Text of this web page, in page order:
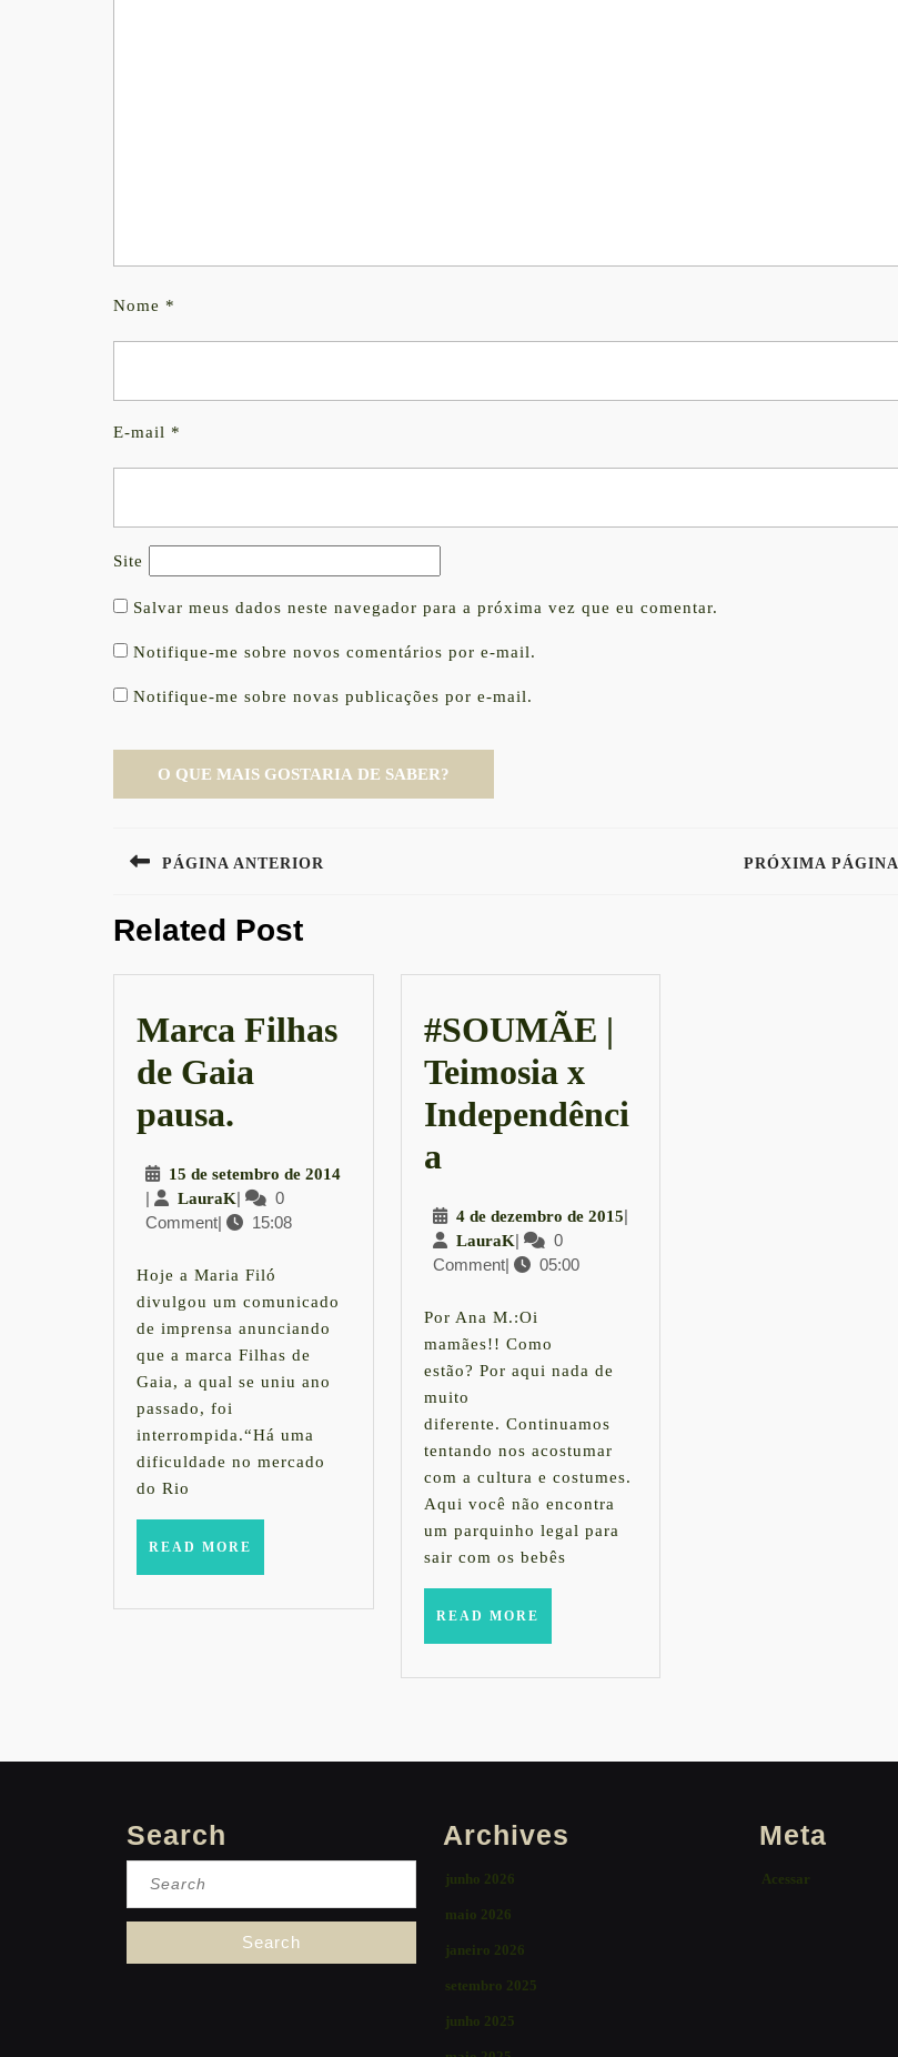
Nome *
E-mail *
Site
Salvar meus dados neste navegador para a próxima vez que eu comentar.
Notifique-me sobre novos comentários por e-mail.
Notifique-me sobre novas publicações por e-mail.
de
Post
PÁGINA ANTERIOR
post:
PRÓXIMA PÁGINA
Related Post
Marca Filhas
de Gaia
pausa.
de
Gaia
pausa.
15 de setembro de 201415
| LauraKLauraK
|
0
Comment| 15:08
Hoje a Maria Filó
divulgou um comunicado
de imprensa anunciando
que a marca Filhas de
Gaia, a qual se uniu ano
passado, foi
interrompida.“Há uma
dificuldade no mercado
do Rio
READ MORE
#SOUMÃE |
Teimosia x
Independênci
a
|
Teimosia
x
Independência
4 de dezembro de 20154|
LauraKLauraK
|
0
Comment| 05:00
Por Ana M.:Oi
mamães!! Como
estão? Por aqui nada de
muito
diferente. Continuamos
tentando nos acostumar
com a cultura e costumes.
Aqui você não encontra
um parquinho legal para
sair com os bebês
READ MORE
Search Archives
junho 2026
maio 2026
janeiro 2026
setembro 2025
junho 2025
Meta
Acessar